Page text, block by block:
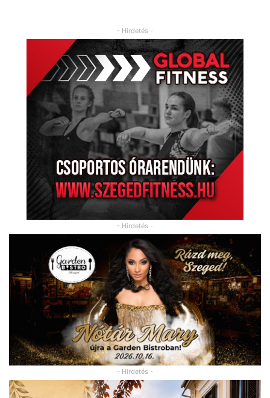
- Hirdetés -
- Hirdetés -
- Hirdetés -